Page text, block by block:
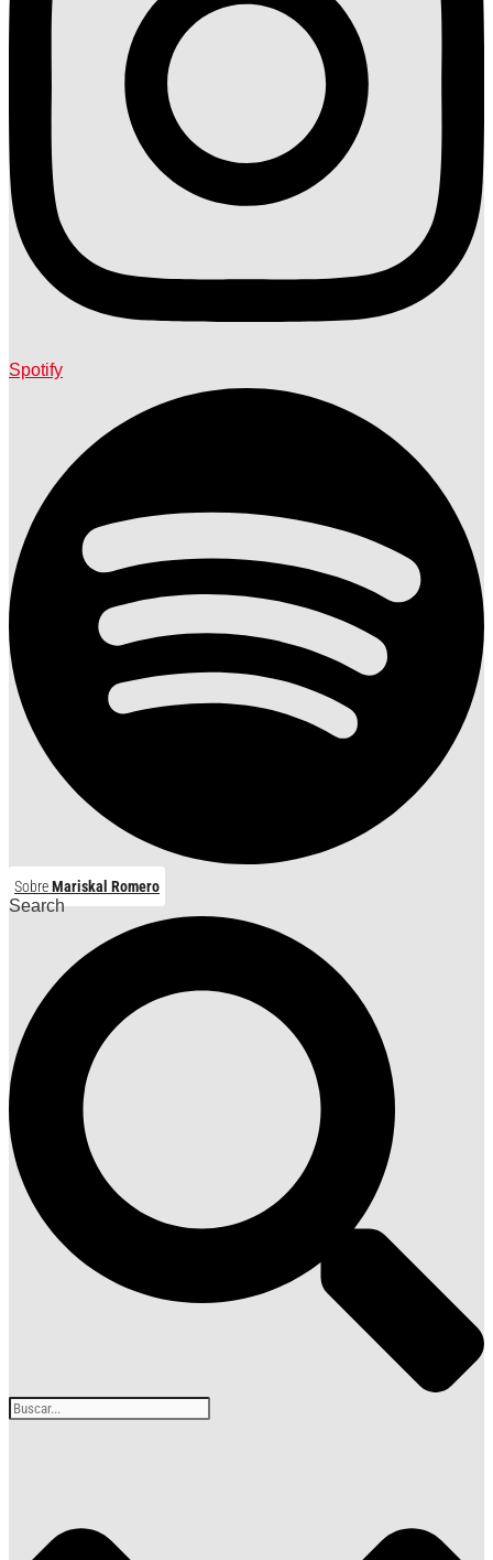
Spotify
SobreMariskal Romero
Search